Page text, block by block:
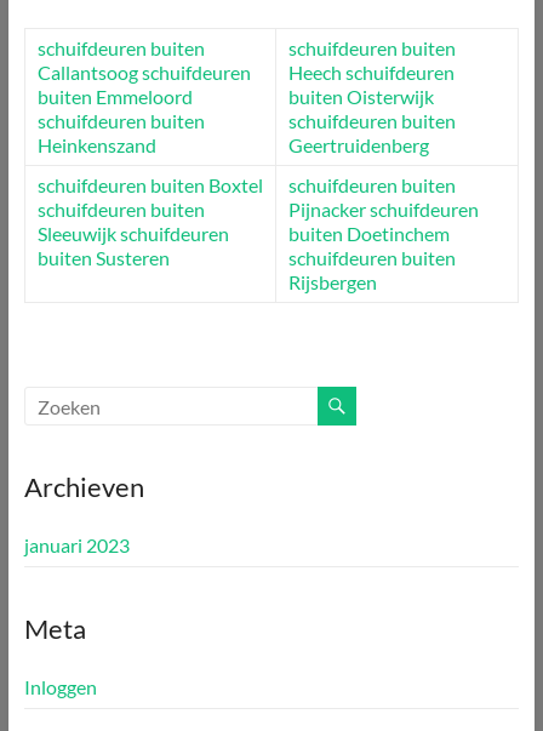
schuifdeuren buiten
Callantsoogschuifdeuren
buiten Emmeloord
schuifdeuren buiten
Heinkenszand
schuifdeuren buiten
Heech schuifdeuren
buiten Oisterwijk
schuifdeuren buiten
Geertruidenberg
schuifdeuren buiten Boxtel
schuifdeuren buiten
Sleeuwijkschuifdeuren
buiten Susteren
schuifdeuren buiten
Pijnackerschuifdeuren
buiten Doetinchem
schuifdeuren buiten
Rijsbergen
Archieven
januari 2023
Meta
Inloggen